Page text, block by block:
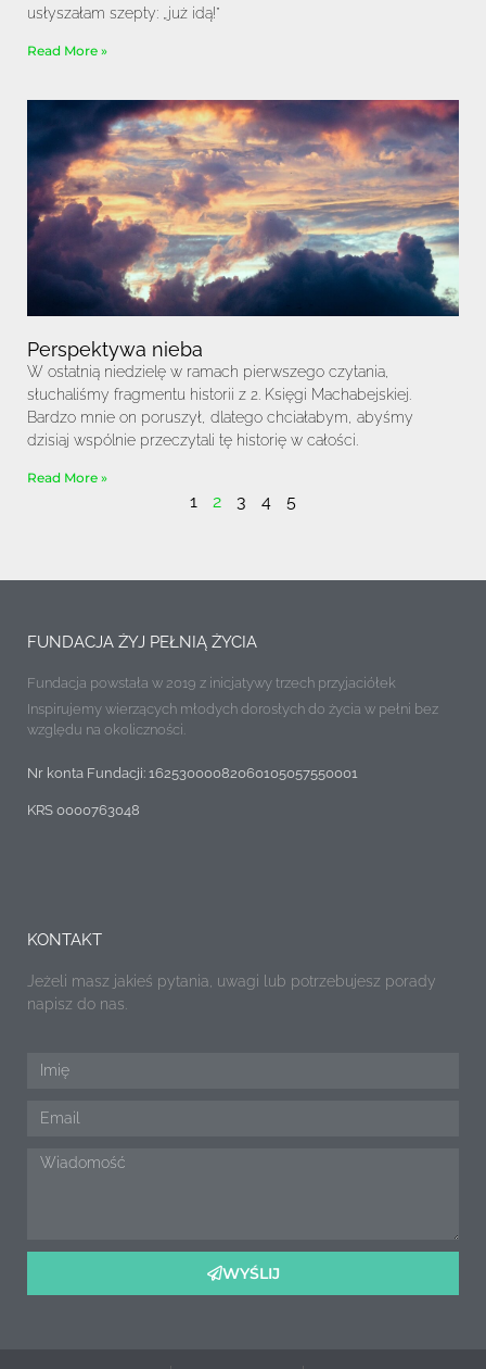
usłyszałam szepty: „już idą!”
Read More »
Perspektywa nieba
W ostatnią niedzielę w ramach pierwszego czytania,
słuchaliśmy fragmentu historii z 2. Księgi Machabejskiej.
Bardzo mnie on poruszył, dlatego chciałabym, abyśmy
dzisiaj wspólnie przeczytali tę historię w całości.
Read More »
1 2 3 4 5
FUNDACJA ŻYJ PEŁNIĄ ŻYCIA
Fundacja powstała w 2019 z inicjatywy trzech przyjaciółek
Inspirujemy wierzących młodych dorosłych do życia w pełni bez
względu na okoliczności.
Nr konta Fundacji: 16253000082060105057550001
KRS 0000763048
KONTAKT
Jeżeli masz jakieś pytania, uwagi lub potrzebujesz porady
napisz do nas.
WYŚLIJ